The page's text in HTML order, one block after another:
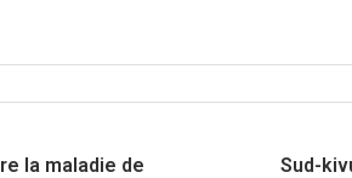
la maladie de
Sud-